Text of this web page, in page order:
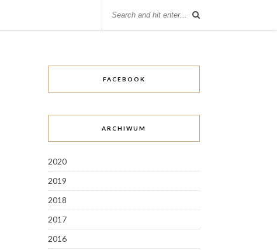
FACEBOOK
ARCHIWUM
2020
2019
2018
2017
2016